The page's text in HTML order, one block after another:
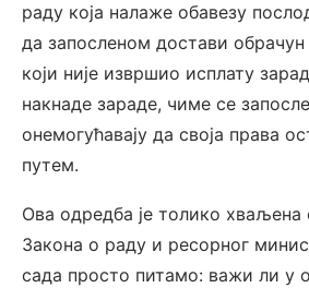
раду која налаже обавезу
да запосленом достави
који није извршио исплату
накнаде зараде, чиме се
онемогућавају да своја права
путем.
Ова одредба је толико хваљена
Закона о раду и ресорног
сада просто питамо: важи ли у